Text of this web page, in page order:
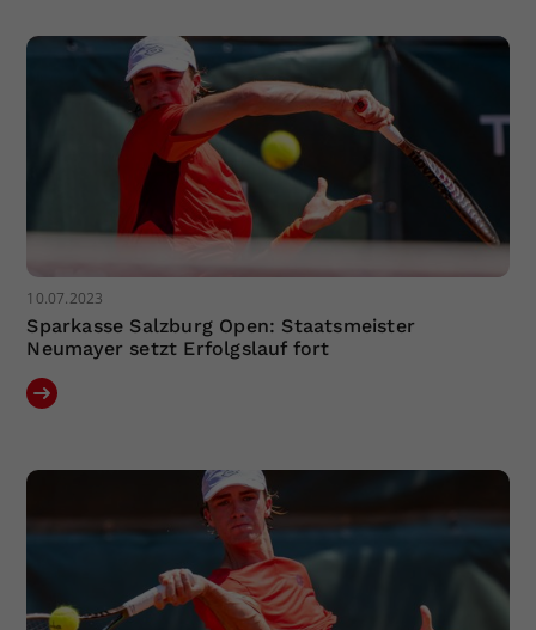
10.07.2023
Sparkasse Salzburg Open: Staatsmeister
Neumayer setzt Erfolgslauf fort